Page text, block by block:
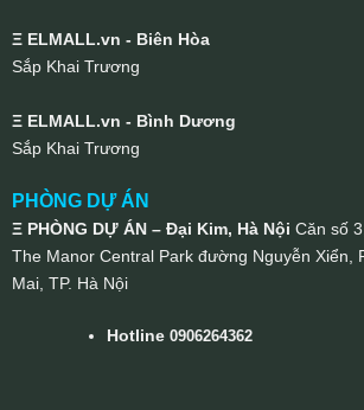
Ξ ELMALL.vn - Biên Hòa
Sắp Khai Trương
Ξ ELMALL.vn - Bình Dương
Sắp Khai Trương
PHÒNG DỰ ÁN
Ξ PHÒNG DỰ ÁN – Đại Kim, Hà Nội Căn số
The Manor Central Park đường Nguyễn Xiển,
Mai, TP. Hà Nội
Hotline0906264362